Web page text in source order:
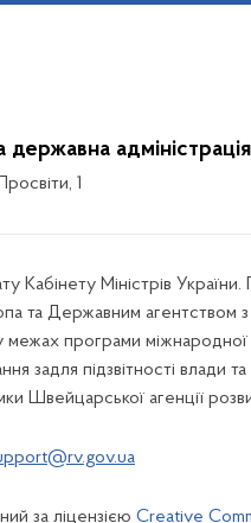
державна адміністрація
1
Кабінету Міністрів
та Державним агентством з
межах програми міжнародної
задля підзвітності влади
Швейцарської агенції
за ліцензією Creative